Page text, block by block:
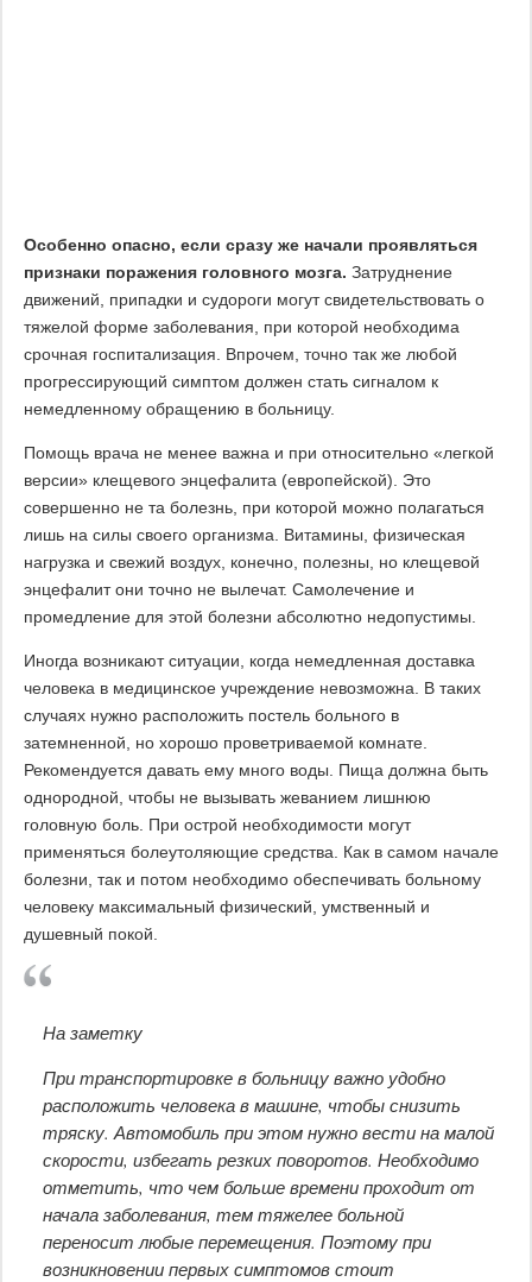
Особенно опасно, если сразу же начали проявляться
признаки поражения головного мозга. Затруднение
движений, припадки и судороги могут свидетельствовать о
тяжелой форме заболевания, при которой необходима
срочная госпитализация. Впрочем, точно так же любой
прогрессирующий симптом должен стать сигналом к
немедленному обращению в больницу.
Помощь врача не менее важна и при относительно «легкой
версии» клещевого энцефалита (европейской). Это
совершенно не та болезнь, при которой можно полагаться
лишь на силы своего организма. Витамины, физическая
нагрузка и свежий воздух, конечно, полезны, но клещевой
энцефалит они точно не вылечат. Самолечение и
промедление для этой болезни абсолютно недопустимы.
Иногда возникают ситуации, когда немедленная доставка
человека в медицинское учреждение невозможна. В таких
случаях нужно расположить постель больного в
затемненной, но хорошо проветриваемой комнате.
Рекомендуется давать ему много воды. Пища должна быть
однородной, чтобы не вызывать жеванием лишнюю
головную боль. При острой необходимости могут
применяться болеутоляющие средства. Как в самом начале
болезни, так и потом необходимо обеспечивать больному
человеку максимальный физический, умственный и
душевный покой.
На заметку
При транспортировке в больницу важно удобно
расположить человека в машине, чтобы снизить
тряску. Автомобиль при этом нужно вести на малой
скорости, избегать резких поворотов. Необходимо
отметить, что чем больше времени проходит от
начала заболевания, тем тяжелее больной
переносит любые перемещения. Поэтому при
возникновении первых симптомов стоит